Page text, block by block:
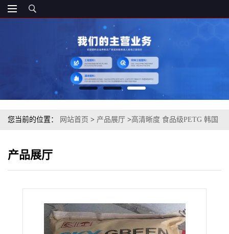
您当前的位置： 网站首页 > 产品展厅 >高清晰度 食品级PETG 韩国
产品展厅